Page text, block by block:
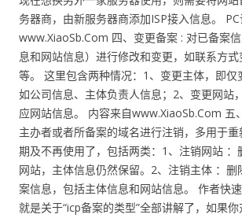
务器商，由新服务器商添加ISP接入信息。 PC
www.XiaoSb.Com 四、变更备案 : 对已备案
息和网站信息）进行修改和变更，如联系方
等。 这里包含两种情况：1、变更主体，即仅
如公司信息、主体负责人信息；2、变更网站
应网站信息。 内容来自www.XiaoSb.Com 五、
主办者或者所备案的域名进行注销，多用于
期及不再使用了，包括两类：1、注销网站 ：
网站，主体信息仍然保留。2、注销主体 ：删
案信息，包括主体信息和网站信息。 作者快
就是关于“icp备案的类型”全部讲解了，如果